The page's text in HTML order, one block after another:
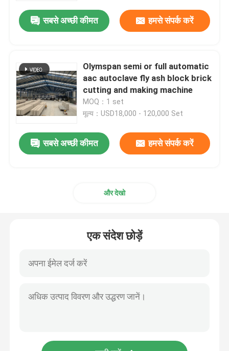
सबसे अच्छी कीमत हमसे संपर्क करें
Olymspan semi or full automatic
aac autoclave fly ash block brick
cutting and making machine
MOQ：1 set
मूल्य：USD18,000 - 120,000 Set
सबसे अच्छी कीमत हमसे संपर्क करें
और देखो
एक संदेश छोड़ें